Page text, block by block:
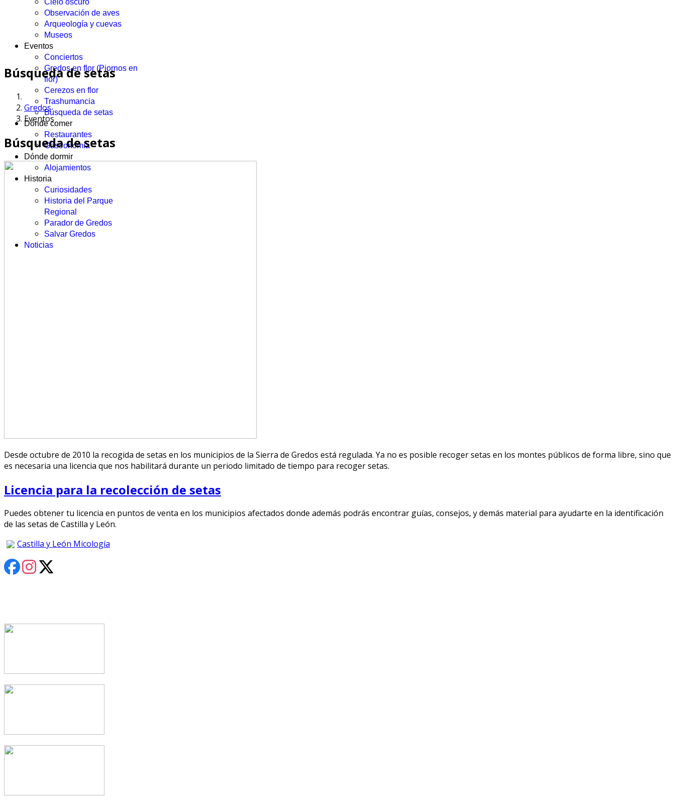
Cielo oscuro
Observación de aves
Arqueología y cuevas
Museos
Eventos
Conciertos
Gredos en flor (Piornos en
flor)
Cerezos en flor
Trashumancia
Búsqueda de setas
Dónde comer
Restaurantes
Gastronomía
Dónde dormir
Alojamientos
Historia
Curiosidades
Historia del Parque
Regional
Parador de Gredos
Salvar Gredos
Noticias
Búsqueda de setas
Gredos
Eventos
Búsqueda de setas
Desde octubre de 2010 la recogida de setas en los municipios de la Sierra de Gredos está regulada. Ya no es posible recoger setas en los montes públicos de forma libre, sino que
es necesaria una licencia que nos habilitará durante un periodo limitado de tiempo para recoger setas.
Licencia para la recolección de setas
Puedes obtener tu licencia en puntos de venta en los municipios afectados donde además podrás encontrar guías, consejos, y demás material para ayudarte en la identificación
de las setas de Castilla y León.
Castilla y León Micología